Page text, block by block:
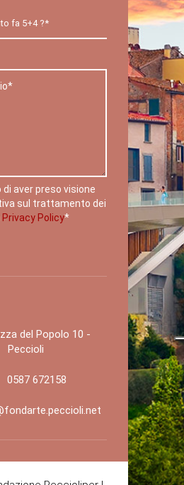
aver preso visione
sul trattamento dei
Privacy Policy*
del Popolo 10 -
Peccioli
0587 672158